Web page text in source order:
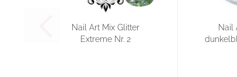
Nail Art Mix Glitter
Extreme Nr. 2
Nail